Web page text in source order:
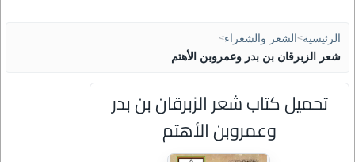
الرئيسية> الشعر والشعراء>
شعر الزبرقان بن بدر وعمروبن الأهتم
تحميل كتاب شعر الزبرقان بن بدر
وعمروبن الأهتم